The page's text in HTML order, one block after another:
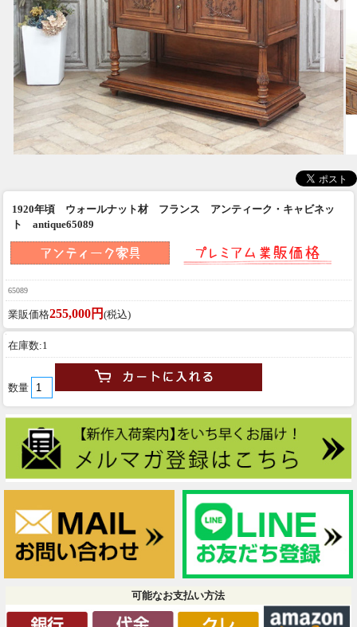
1920年頃 ウォールナット材 フランス アンティーク・キャビネッ
ト antique65089
65089
業販価格255,000円 (税込)
在庫数:1
数量
可能なお支払い方法